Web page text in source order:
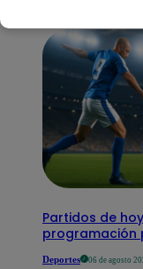
Partidos de
programación
Deportes 06 de agosto